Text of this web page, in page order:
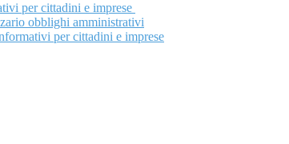
per cittadini e imprese
obblighi amministrativi
per cittadini e imprese